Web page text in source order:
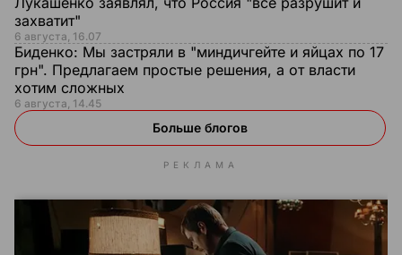
захватит"
6 августа, 16.07
Биденко: Мы застряли в "миндичгейте и яйцах по 17
грн". Предлагаем простые решения, а от власти
хотим сложных
6 августа, 14.45
Больше блогов
РЕКЛАМА